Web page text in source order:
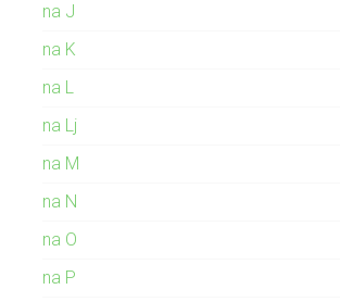
na J
na K
na L
na Lj
na M
na N
na O
na P